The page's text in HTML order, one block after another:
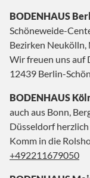
BODENHAUS
Schöneweide-
Bezirken
Wir freuen uns auf
12439 Berlin-
BODENHAUS
auch aus Bonn,
Düsseldorf
Komm in die
+492211679050